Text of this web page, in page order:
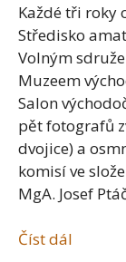
Každé tři roky
Středisko
Volným
Muzeem
Salon
pět fotografů
dvojice) a
komisí ve
MgA. Josef
Číst dál